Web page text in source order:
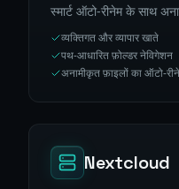
स्मार्ट ऑटो-रीनेम के साथ
व्यक्तिगत और व्यापार खाते
पथ-आधारित फ़ोल्डर नेविगेशन
अनामीकृत फ़ाइलों का ऑटो-
Nextcloud